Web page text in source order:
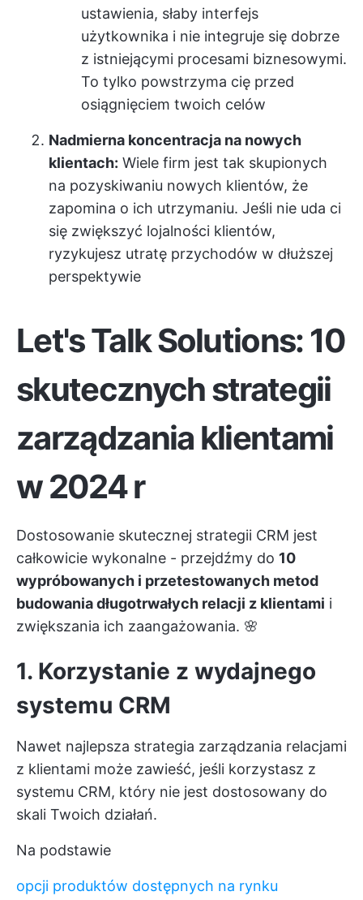
ustawienia, słaby interfejs
użytkownika i nie integruje się dobrze
z istniejącymi procesami biznesowymi.
To tylko powstrzyma cię przed
osiągnięciem twoich celów
Nadmierna koncentracja na nowych
klientach: Wiele firm jest tak skupionych
na pozyskiwaniu nowych klientów, że
zapomina o ich utrzymaniu. Jeśli nie uda ci
się zwiększyć lojalności klientów,
ryzykujesz utratę przychodów w dłuższej
perspektywie
Let's Talk Solutions: 10
skutecznych strategii
zarządzania klientami
w 2024 r
Dostosowanie skutecznej strategii CRM jest
całkowicie wykonalne - przejdźmy do 10
wypróbowanych i przetestowanych metod
budowania długotrwałych relacji z klientami i
zwiększania ich zaangażowania. 🌸
1. Korzystanie z wydajnego
systemu CRM
Nawet najlepsza strategia zarządzania relacjami
z klientami może zawieść, jeśli korzystasz z
systemu CRM, który nie jest dostosowany do
skali Twoich działań.
Na podstawie
opcji produktów dostępnych na rynku